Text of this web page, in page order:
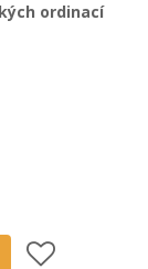
ordinací